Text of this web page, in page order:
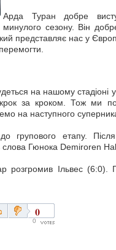
Арда Туран добре
минулого сезону. Він
представляє нас у
на нашому стадіоні
за кроком. Тож ми
на наступного
етапу.
Гюнока Demiroren
розгромив Ільвес (6:0).
0
0